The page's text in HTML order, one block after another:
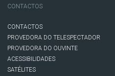
CONTACTOS
CONTACTOS
PROVEDORA DO TELESPECTADOR
PROVEDORA DO OUVINTE
ACESSIBILIDADES
SATÉLITES